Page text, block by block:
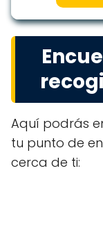
Aquí podrás
tu punto de
cerca de ti: